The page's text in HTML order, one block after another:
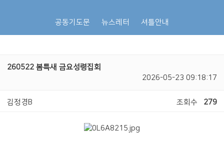
공동기도문 뉴스레터 셔틀안내
260522 봄특새 금요성령집회
2026-05-23 09:18:17
김정경B 조회수 279